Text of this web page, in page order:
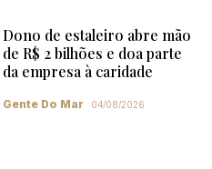
Dono de estaleiro abre mão
de R$ 2 bilhões e doa parte
da empresa à caridade
Gente Do Mar 04/08/2026